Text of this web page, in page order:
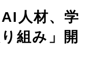
人材、学
組み」開